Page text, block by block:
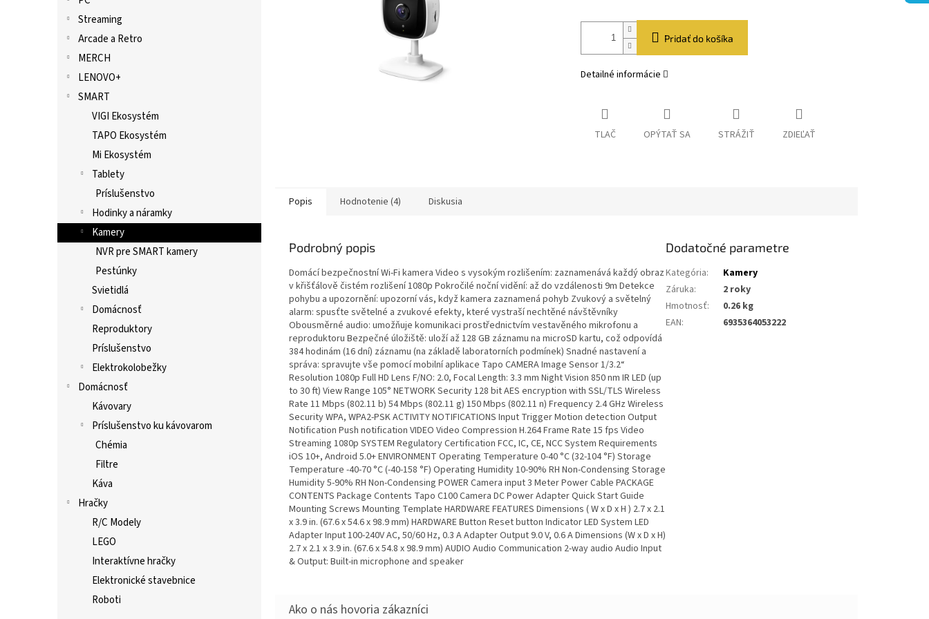
Streaming
Arcade a Retro
MERCH
LENOVO+
SMART
VIGI Ekosystém
TAPO Ekosystém
Mi Ekosystém
Tablety
Príslušenstvo
Hodinky a náramky
Kamery
NVR pre SMART kamery
Pestúnky
Svietidlá
Domácnosť
Reproduktory
Príslušenstvo
Elektrokolobežky
Domácnosť
Kávovary
Príslušenstvo ku kávovarom
Chémia
Filtre
Káva
Hračky
R/C Modely
LEGO
Interaktívne hračky
Elektronické stavebnice
Roboti
Pridať do košíka
Detailné informácie
TLAČ OPÝTAŤ SA STRÁŽIŤ ZDIEĽAŤ
Popis Hodnotenie (4) Diskusia
Podrobný popis
Domácí bezpečnostní Wi-Fi kamera Video s vysokým rozlišením: zaznamenává každý obraz
v křišťálově čistém rozlišení 1080p Pokročilé noční vidění: až do vzdálenosti 9m Detekce
pohybu a upozornění: upozorní vás, když kamera zaznamená pohyb Zvukový a světelný
alarm: spusťte světelné a zvukové efekty, které vystraší nechtěné návštěvníky
Obousměrné audio: umožňuje komunikaci prostřednictvím vestavěného mikrofonu a
reproduktoru Bezpečné úložiště: uloží až 128 GB záznamu na microSD kartu, což odpovídá
384 hodinám (16 dní) záznamu (na základě laboratorních podmínek) Snadné nastavení a
správa: spravujte vše pomocí mobilní aplikace Tapo CAMERA Image Sensor 1/3.2“
Resolution 1080p Full HD Lens F/NO: 2.0, Focal Length: 3.3 mm Night Vision 850 nm IR LED (up
to 30 ft) View Range 105° NETWORK Security 128 bit AES encryption with SSL/TLS Wireless
Rate 11 Mbps (802.11 b) 54 Mbps (802.11 g) 150 Mbps (802.11 n) Frequency 2.4 GHz Wireless
Security WPA, WPA2-PSK ACTIVITY NOTIFICATIONS Input Trigger Motion detection Output
Notification Push notification VIDEO Video Compression H.264 Frame Rate 15 fps Video
Streaming 1080p SYSTEM Regulatory Certification FCC, IC, CE, NCC System Requirements
iOS 10+, Android 5.0+ ENVIRONMENT Operating Temperature 0-40 °C (32-104 °F) Storage
Temperature -40-70 °C (-40-158 °F) Operating Humidity 10-90% RH Non-Condensing Storage
Humidity 5-90% RH Non-Condensing POWER Camera input 3 Meter Power Cable PACKAGE
CONTENTS Package Contents Tapo C100 Camera DC Power Adapter Quick Start Guide
Mounting Screws Mounting Template HARDWARE FEATURES Dimensions ( W x D x H ) 2.7 x 2.1
x 3.9 in. (67.6 x 54.6 x 98.9 mm) HARDWARE Button Reset button Indicator LED System LED
Adapter Input 100-240V AC, 50/60 Hz, 0.3 A Adapter Output 9.0 V, 0.6 A Dimensions (W x D x H)
2.7 x 2.1 x 3.9 in. (67.6 x 54.8 x 98.9 mm) AUDIO Audio Communication 2-way audio Audio Input
& Output: Built-in microphone and speaker
Dodatočné parametre
Kategória:
Kamery
Záruka:
2 roky
Hmotnosť:
0.26 kg
EAN: 6935364053222